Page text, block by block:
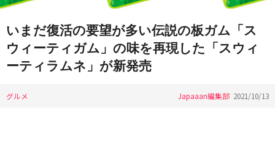
いまだ復活の要望が多い伝説の板ガム「ス
ウィーティガム」の味を再現した「スウィ
ーティラムネ」が新発売
グルメ Japaaan編集部 2021/10/13